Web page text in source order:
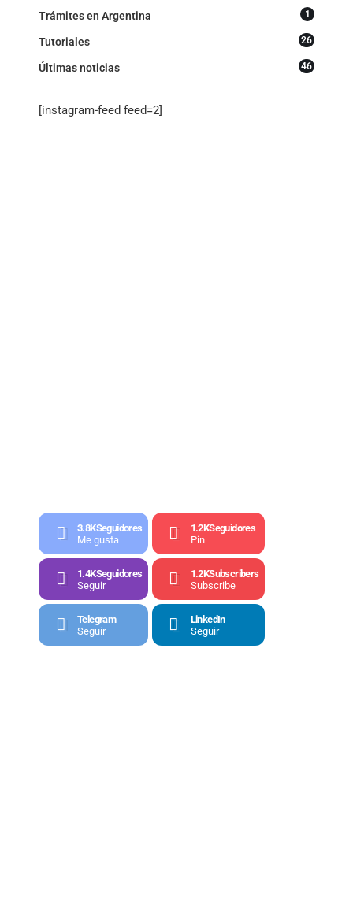
Trámites en Argentina 1
Tutoriales 26
Últimas noticias 46
[instagram-feed feed=2]
3.8KSeguidores
Me gusta
1.2KSeguidores
Pin
1.4KSeguidores
Seguir
1.2KSubscribers
Subscribe
Telegram
Seguir
LinkedIn
Seguir